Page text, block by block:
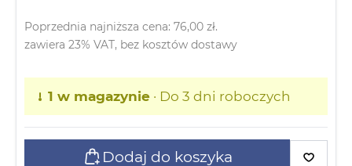
Poprzednia najniższa cena: 76,00 zł.
zawiera 23% VAT, bez kosztów dostawy
1 w magazynie · Do 3 dni roboczych
Dodaj do koszyka